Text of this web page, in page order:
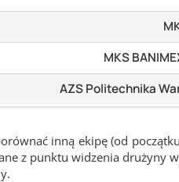
MKS
AZS Politechnika
inną ekipę (od
z punktu widzenia drużyny